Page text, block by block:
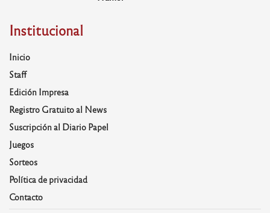
Institucional
Inicio
Staff
Edición Impresa
Registro Gratuito al News
Suscripción al Diario Papel
Juegos
Sorteos
Política de privacidad
Contacto